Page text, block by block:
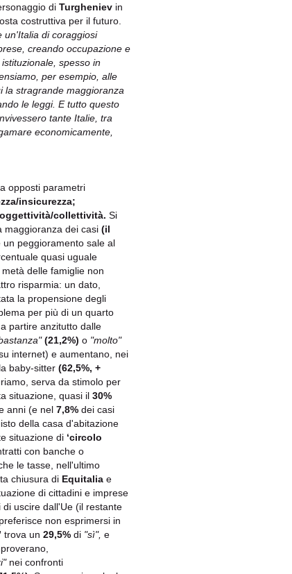
di Turgheniev in
costruttiva per il futuro.
un'Italia di coraggiosi
creando occupazione e
spesso in
per esempio, alle
la stragrande maggioranza
le leggi. E tutto questo
tante Italie, tra
economicamente,
opposti parametri
insicurezza;
collettività. Si
maggioranza dei casi (il
peggioramento sale al
quasi uguale
delle famiglie non
risparmia: un dato,
la propensione degli
per più di un quarto
a partire anzitutto dalle
(21,2%) o "molto"
internet) e aumentano, nei
baby-sitter (62,5%, +
serva da stimolo per
situazione, quasi il 30%
anni (e nel 7,8% dei casi
della casa d'abitazione
situazione di ‘circolo
con banche o
le tasse, nell'ultimo
chiusura di Equitalia e
di cittadini e imprese
uscire dall'Ue (il restante
non esprimersi in
trova un 29,5% di "sì", e
nei confronti